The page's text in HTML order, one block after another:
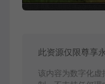
此资源仅限尊享
该内容为数字化虚